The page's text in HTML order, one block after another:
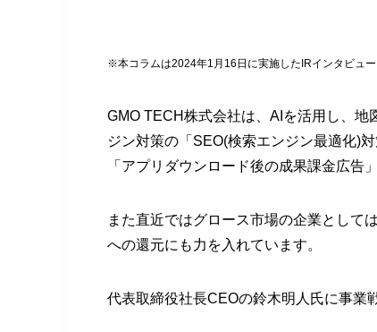
※本コラムは2024年1月16日に実施したIRインタビュー
GMO TECH株式会社は、AIを活用し、
ジン対策の「SEO(検索エンジン最適化)
「アプリダウンロード後の成果課金広告
また直近ではグロース市場の企業として
への還元にも力を入れています。
代表取締役社長CEOの鈴木明人氏に事業